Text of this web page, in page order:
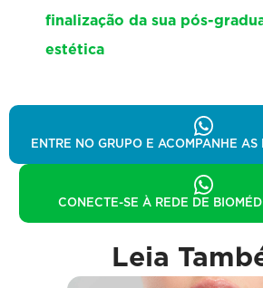
finalização da sua pós-
estética
ENTRE NO GRUPO E ACOMPANHE AS
CONECTE-SE À REDE DE
Leia